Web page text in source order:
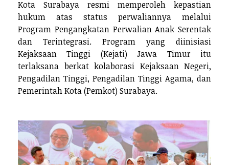
Kota Surabaya resmi memperoleh kepastian
hukum atas status perwaliannya melalui
Program Pengangkatan Perwalian Anak Serentak
dan Terintegrasi. Program yang diinisiasi
Kejaksaan Tinggi (Kejati) Jawa Timur itu
terlaksana berkat kolaborasi Kejaksaan Negeri,
Pengadilan Tinggi, Pengadilan Tinggi Agama, dan
Pemerintah Kota (Pemkot) Surabaya.